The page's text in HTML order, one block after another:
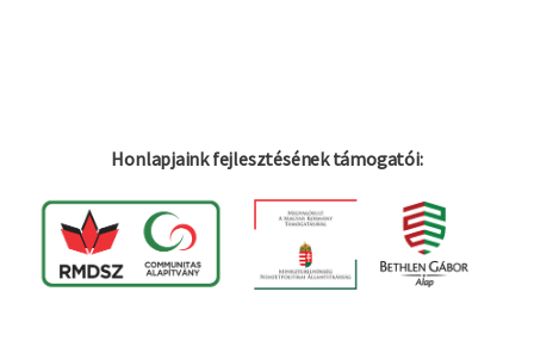
Honlapjaink fejlesztésének támogatói: